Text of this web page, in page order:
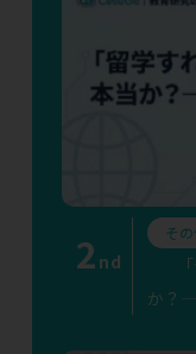
2 nd
そ
か？